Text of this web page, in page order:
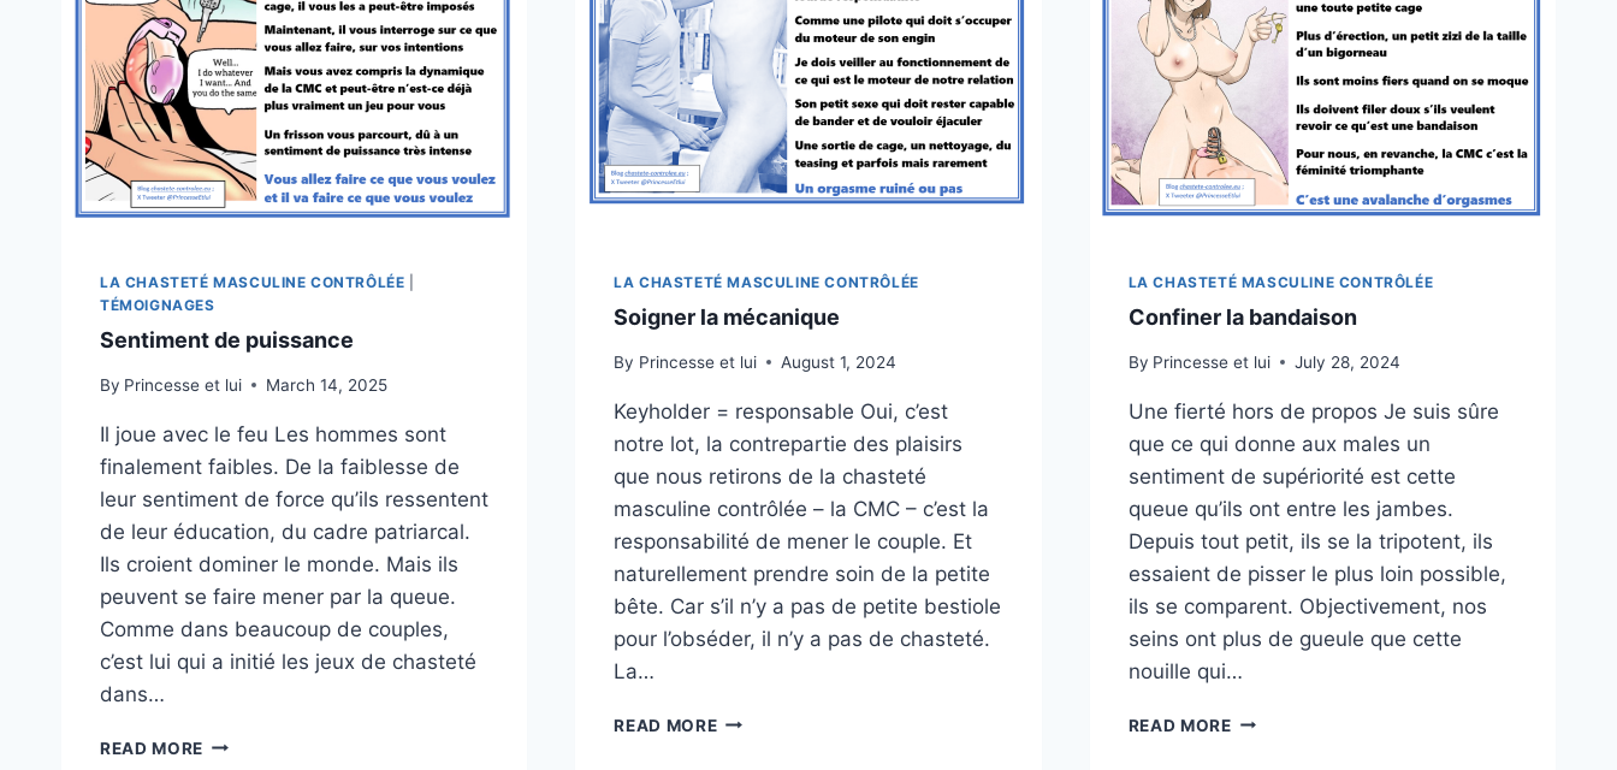
LA CHASTETÉ MASCULINE CONTRÔLÉE
TÉMOIGNAGES
Sentiment de puissance
By Princesse et lui March 14, 2025
Il joue avec le feu Les hommes sont
finalement faibles. De la faiblesse de
leur sentiment de force qu’ils ressentent
de leur éducation, du cadre patriarcal.
Ils croient dominer le monde. Mais ils
peuvent se faire mener par la queue.
Comme dans beaucoup de couples,
c’est lui qui a initié les jeux de chasteté
dans…
READ MORE SENTIMENT
LA CHASTETÉ MASCULINE CONTRÔLÉE
Soigner la mécanique
By Princesse et lui August 1, 2024
Keyholder = responsable Oui, c’est
notre lot, la contrepartie des plaisirs
que nous retirons de la chasteté
masculine contrôlée – la CMC – c’est la
responsabilité de mener le couple. Et
naturellement prendre soin de la petite
bête. Car s’il n’y a pas de petite bestiole
pour l’obséder, il n’y a pas de chasteté.
La…
READ MORESOIGNER
LA CHASTETÉ MASCULINE CONTRÔLÉE
Confiner la bandaison
By Princesse et lui July 28, 2024
Une fierté hors de propos Je suis sûre
que ce qui donne aux males un
sentiment de supériorité est cette
queue qu’ils ont entre les jambes.
Depuis tout petit, ils se la tripotent, ils
essaient de pisser le plus loin possible,
ils se comparent. Objectivement, nos
seins ont plus de gueule que cette
nouille qui…
READ MORECONFINER